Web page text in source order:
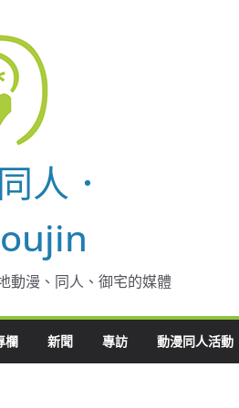
人．
動漫、同人、御宅的媒體
欄 新聞 專訪 動漫同人活動